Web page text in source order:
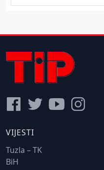
VIJESTI
Tuzla – TK
BiH